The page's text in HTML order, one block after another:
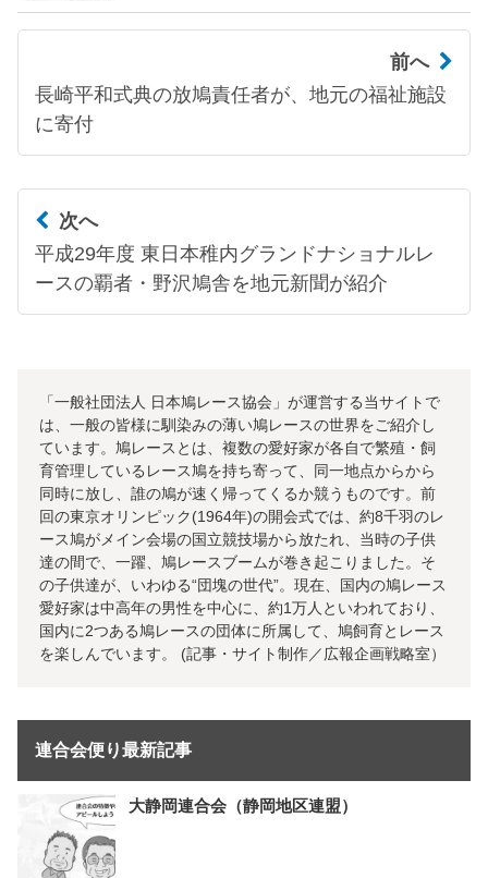
前へ
長崎平和式典の放鳩責任者が、地元の福祉施設
に寄付
次へ
平成29年度 東日本稚内グランドナショナルレ
ースの覇者・野沢鳩舎を地元新聞が紹介
「一般社団法人 日本鳩レース協会」が運営する当サイトで
は、一般の皆様に馴染みの薄い鳩レースの世界をご紹介し
ています。鳩レースとは、複数の愛好家が各自で繁殖・飼
育管理しているレース鳩を持ち寄って、同一地点からから
同時に放し、誰の鳩が速く帰ってくるか競うものです。前
回の東京オリンピック(1964年)の開会式では、約8千羽のレ
ース鳩がメイン会場の国立競技場から放たれ、当時の子供
達の間で、一躍、鳩レースブームが巻き起こりました。そ
の子供達が、いわゆる“団塊の世代”。現在、国内の鳩レース
愛好家は中高年の男性を中心に、約1万人といわれており、
国内に2つある鳩レースの団体に所属して、鳩飼育とレース
を楽しんでいます。 (記事・サイト制作／広報企画戦略室）
連合会便り最新記事
大静岡連合会（静岡地区連盟）